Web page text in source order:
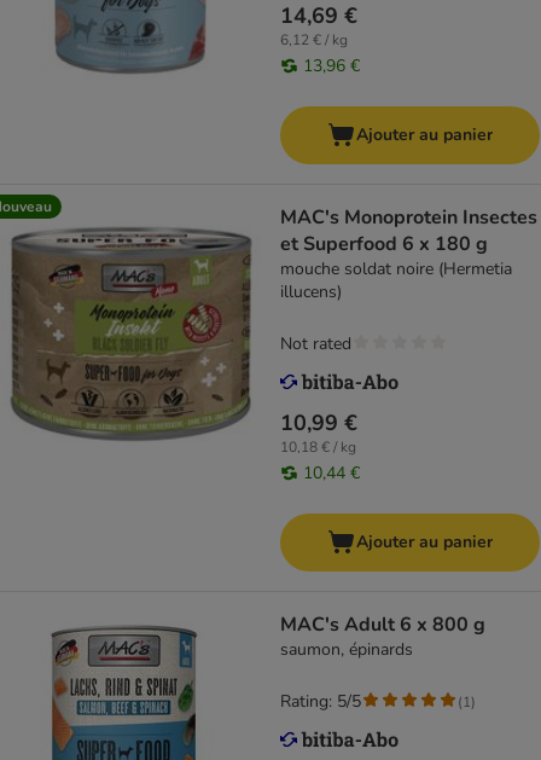
14,69 €
6,12 € / kg
13,96 €
Ajouter au panier
MAC's Monoprotein Insectes
et Superfood 6 x 180 g
mouche soldat noire (Hermetia
illucens)
10,99 €
10,18 € / kg
10,44 €
Not rated
Ajouter au panier
MAC's Adult 6 x 800 g
saumon, épinards
Rating: 5/5 (1)